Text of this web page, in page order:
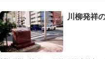
川柳発祥